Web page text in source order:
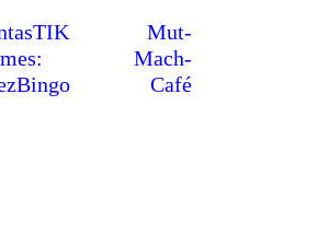
Mut-
Mach-
Café